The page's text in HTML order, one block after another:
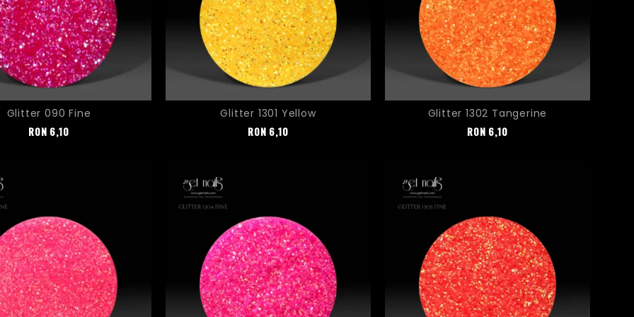
Glitter 090 Fine
Pret
RON 6,10
Glitter 1301 Yellow
Pret
RON 6,10
Glitter 1302 Tangerine
Pret
RON 6,10